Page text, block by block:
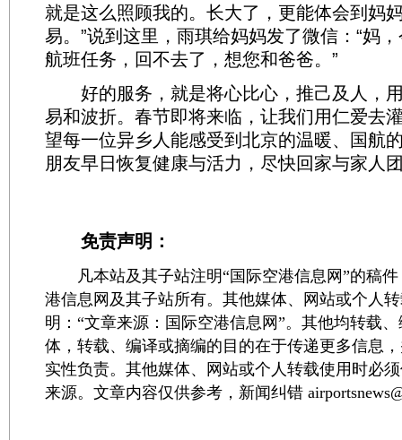
就是这么照顾我的。长大了，更能体会到妈
易。”说到这里，雨琪给妈妈发了微信：“妈
航班任务，回不去了，想您和爸爸。”
好的服务，就是将心比心，推己及人，
易和波折。春节即将来临，让我们用仁爱去
望每一位异乡人能感受到北京的温暖、国航
朋友早日恢复健康与活力，尽快回家与家人
免责声明：
凡本站及其子站注明“国际空港信息网”的稿件
港信息网及其子站所有。其他媒体、网站或个人
明：“文章来源：国际空港信息网”。其他均转载
体，转载、编译或摘编的目的在于传递更多信息
实性负责。其他媒体、网站或个人转载使用时必
来源。文章内容仅供参考，新闻纠错